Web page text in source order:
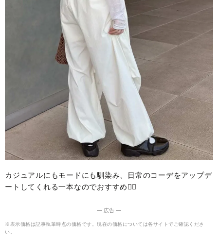
カジュアルにもモードにも馴染み、日常のコーデをアップデ
ートしてくれる一本なのでおすすめ🖐🏻
― 広告 ―
※表示価格は記事執筆時点の価格です。現在の価格については各サイトでご確認くださ
い。